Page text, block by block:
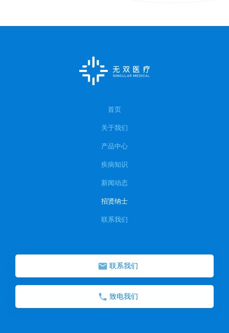
首页
关于我们
产品中心
疾病知识
新闻动态
招贤纳士
联系我们
联系我们
致电我们